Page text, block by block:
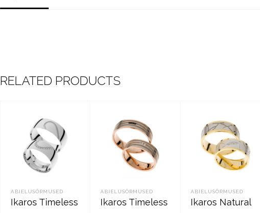
RELATED PRODUCTS
ABIELUSÕRMUSED
Ikaros Timeless
ABIELUSÕRMUSED
Ikaros Timeless
ABIELUSÕRMUSED
Ikaros Natural